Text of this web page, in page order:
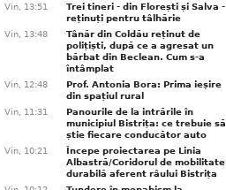
Vin, 13:51
Trei tineri - din Florești și Salva -
reținuți pentru tâlhărie
Vin, 13:48
Tânăr din Coldău reținut de
polițiști, după ce a agresat un
bărbat din Beclean. Cum s-a
întâmplat
Vin, 12:48
Prof. Antonia Bora: Prima ieșire
din spațiul rural
Vin, 11:31
Panourile de la intrările în
municipiul Bistrița: ce trebuie să
știe fiecare conducător auto
Vin, 10:21
Începe proiectarea pe Linia
Albastră/Coridorul de mobilitate
durabilă aferent râului Bistrița